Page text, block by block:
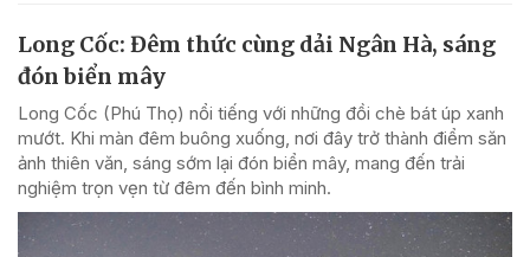
Long Cốc: Đêm thức cùng dải Ngân Hà, sáng
đón biển mây
Long Cốc (Phú Thọ) nổi tiếng với những đồi chè bát úp xanh
mướt. Khi màn đêm buông xuống, nơi đây trở thành điểm săn
ảnh thiên văn, sáng sớm lại đón biển mây, mang đến trải
nghiệm trọn vẹn từ đêm đến bình minh.